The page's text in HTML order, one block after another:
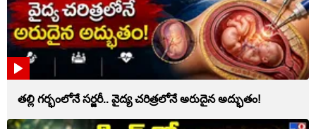
తల్లి గర్భంలోనే సర్జరీ.. వైద్య చరిత్రలోనే అరుదైన అద్భుతం!